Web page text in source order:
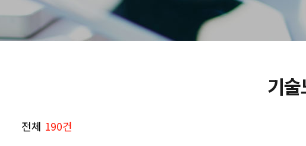
IPFS 구축
L4 로드밸런싱
DDoS & 백신
기
전체 190건